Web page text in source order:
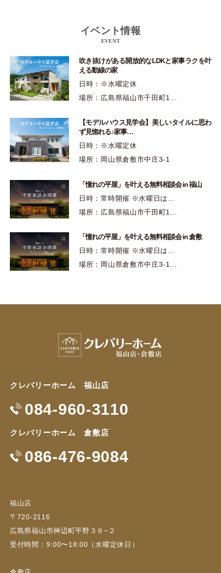
イベント情報
EVENT
吹き抜けがある開放的なLDKと家事ラクを叶
える動線の家
日時：※水曜定休
場所：広島県福山市千田町1…
【モデルハウス見学会】美しいタイルに思わ
ず見惚れる♪家事…
日時：※水曜定休
場所：岡山県倉敷市中庄3-1
「憧れの平屋」を叶える無料相談会 in 福山
日時：常時開催 ※水曜日は…
場所：広島県福山市千田町1…
「憧れの平屋」を叶える無料相談会 in 倉敷
日時：常時開催 ※水曜日は…
場所：岡山県倉敷市中庄3-1…
クレバリーホーム 福山店
084-960-3110
クレバリーホーム 倉敷店
086-476-9084
福山店
〒720-2116
広島県福山市神辺町平野３６−２
受付時間：9:00〜18:00（水曜定休日）